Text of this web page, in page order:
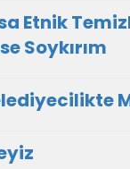
Etnik
Soykırım